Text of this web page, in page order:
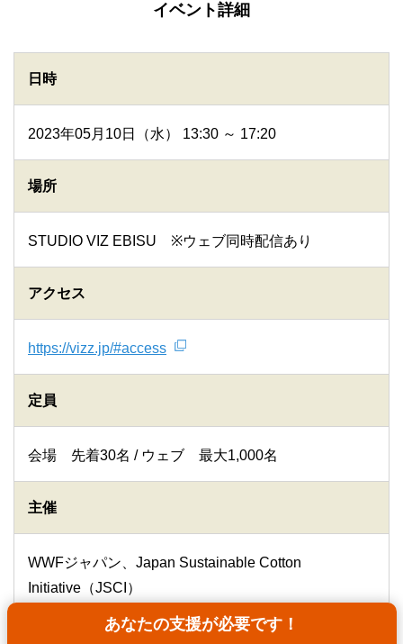
あなたの支援が必要です！
イベント詳細
日時
2023年05月10日（水） 13:30 ～ 17:20
場所
STUDIO VIZ EBISU ※ウェブ同時配信あり
アクセス
https://vizz.jp/#access
定員
会場 先着30名 / ウェブ 最大1,000名
主催
WWFジャパン、Japan Sustainable Cotton
Initiative（JSCI）